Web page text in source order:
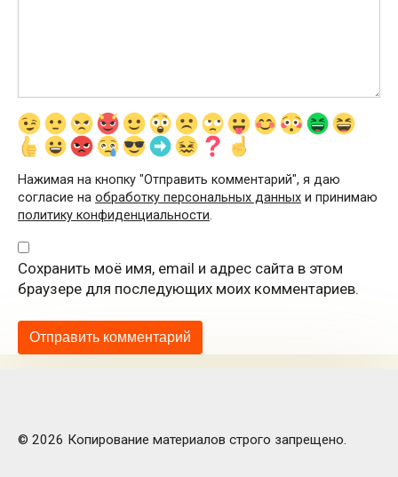
Нажимая на кнопку "Отправить комментарий", я даю
согласие на обработку персональных данных и принимаю
политику конфиденциальности.
Сохранить моё имя, email и адрес сайта в этом
браузере для последующих моих комментариев.
© 2026 Копирование материалов строго запрещено.